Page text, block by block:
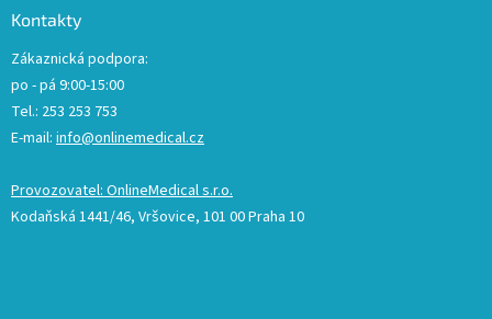
Kontakty
Zákaznická podpora:
po - pá 9:00-15:00
Tel.: 253 253 753
E-mail: info@onlinemedical.cz
Provozovatel: OnlineMedical s.r.o.
Kodaňská 1441/46, Vršovice, 101 00 Praha 10